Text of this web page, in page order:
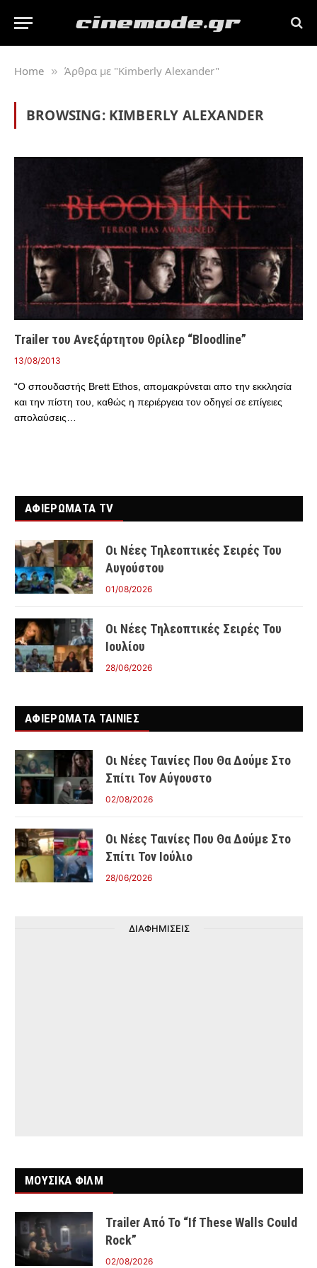
Home » Άρθρα με "Kimberly Alexander"
BROWSING: KIMBERLY ALEXANDER
Trailer του Ανεξάρτητου Θρίλερ “Bloodline”
13/08/2013
“Ο σπουδαστής Brett Ethos, απομακρύνεται απο την εκκλησία
και την πίστη του, καθώς η περιέργεια τον οδηγεί σε επίγειες
απολαύσεις…
ΑΦΙΕΡΩΜΑΤΑ TV
Οι Νέες Τηλεοπτικές Σειρές Του
Αυγούστου
01/08/2026
Οι Νέες Τηλεοπτικές Σειρές Του
Ιουλίου
28/06/2026
ΑΦΙΕΡΩΜΑΤΑ ΤΑΙΝΊΕΣ
Οι Νέες Ταινίες Που Θα Δούμε Στο
Σπίτι Τον Αύγουστο
02/08/2026
Οι Νέες Ταινίες Που Θα Δούμε Στο
Σπίτι Τον Ιούλιο
28/06/2026
ΔΙΑΦΗΜΙΣΕΙΣ
ΜΟΥΣΙΚΑ ΦΙΛΜ
Trailer Από Το “If These Walls Could
Rock”
02/08/2026